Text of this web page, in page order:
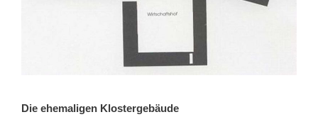
Die ehemaligen Klostergebäude